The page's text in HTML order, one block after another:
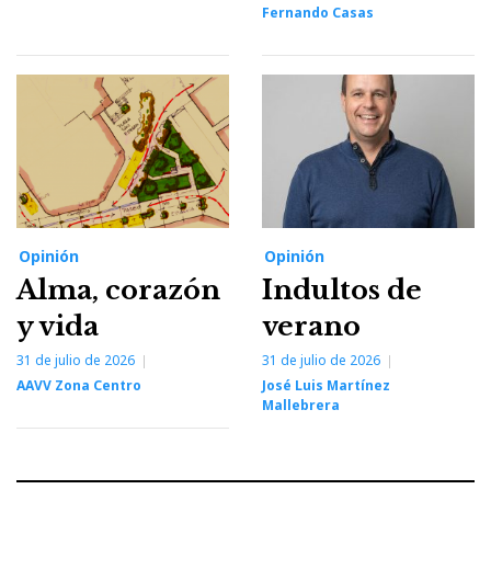
Fernando Casas
Opinión
Alma, corazón
y vida
31 de julio de 2026
AAVV Zona Centro
Opinión
Indultos de
verano
31 de julio de 2026
José Luis Martínez
Mallebrera